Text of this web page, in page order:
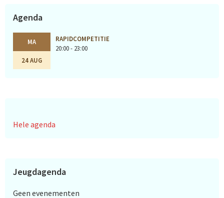
Agenda
MA
24 AUG
RAPIDCOMPETITIE
20:00 - 23:00
Hele agenda
Jeugdagenda
Geen evenementen